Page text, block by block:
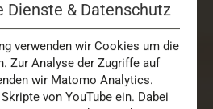
Dienste & Datenschutz
verwenden wir Cookies um die
Zur Analyse der Zugriffe auf
wir Matomo Analytics.
von YouTube ein. Dabei